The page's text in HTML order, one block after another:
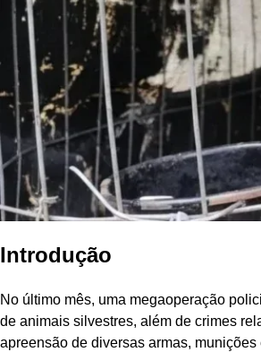
Introdução
No último mês, uma megaoperação
de animais silvestres, além de crimes
apreensão de diversas armas,